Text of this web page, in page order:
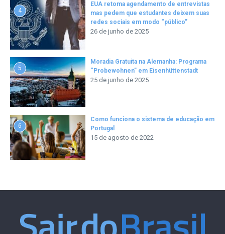
4
EUA retoma agendamento de entrevistas
mas pedem que estudantes deixem suas
redes sociais em modo “público”
26 de junho de 2025
5
Moradia Gratuita na Alemanha: Programa
“Probewohnen” em Eisenhüttenstadt
25 de junho de 2025
6
Como funciona o sistema de educação em
Portugal
15 de agosto de 2022